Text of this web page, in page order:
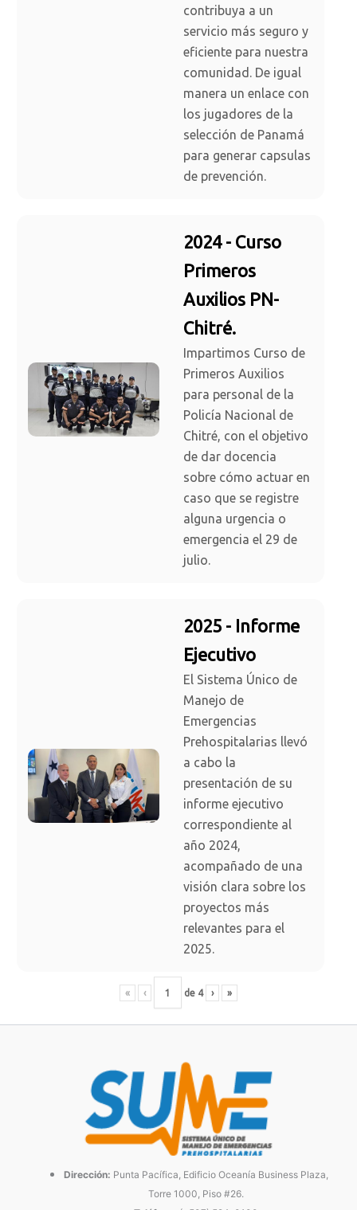
contribuya a un
servicio más seguro y
eficiente para nuestra
comunidad. De igual
manera un enlace con
los jugadores de la
selección de Panamá
para generar capsulas
de prevención.
2024 - Curso
Primeros
Auxilios PN-
Chitré.
Impartimos Curso de
Primeros Auxilios
para personal de la
Policía Nacional de
Chitré, con el objetivo
de dar docencia
sobre cómo actuar en
caso que se registre
alguna urgencia o
emergencia el 29 de
julio.
2025 - Informe
Ejecutivo
El Sistema Único de
Manejo de
Emergencias
Prehospitalarias llevó
a cabo la
presentación de su
informe ejecutivo
correspondiente al
año 2024,
acompañado de una
visión clara sobre los
proyectos más
relevantes para el
2025.
« ‹ de 4 › »
Dirección: Punta Pacífica, Edificio Oceanía Business Plaza,
Torre 1000, Piso #26.